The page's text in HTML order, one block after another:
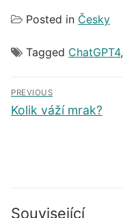
Posted in Česky
Tagged ChatGPT4,
Navigace
pro
PREVIOUS
Předchozí
Kolik váží mrak?
Související